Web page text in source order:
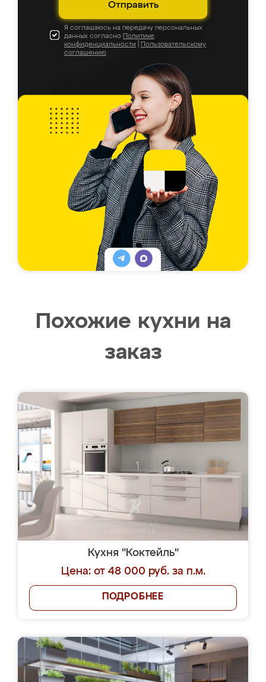
Отправить
Я соглашаюсь на передачу персональных
данных согласно Политике
конфиденциальности
Пользовательскому
соглашению
Похожие кухни на
заказ
Кухня "Коктейль"
Цена: от 48 000 руб. за п.м.
ПОДРОБНЕЕ